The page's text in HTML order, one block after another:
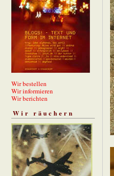
Wir bestellen
Wir informieren
Wir berichten
Wir räuchern